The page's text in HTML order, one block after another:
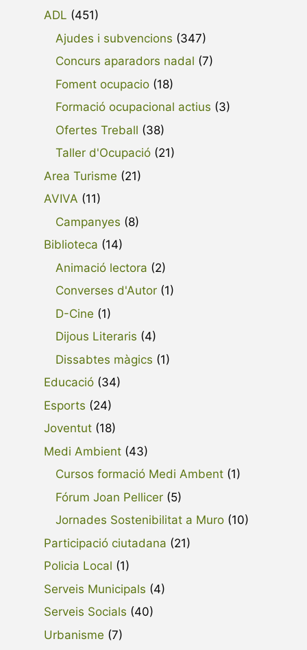
ADL (451)
Ajudes i subvencions (347)
Concurs aparadors nadal (7)
Foment ocupacio (18)
Formació ocupacional actius (3)
Ofertes Treball (38)
Taller d'Ocupació (21)
Area Turisme (21)
AVIVA (11)
Campanyes (8)
Biblioteca (14)
Animació lectora (2)
Converses d'Autor (1)
D-Cine (1)
Dijous Literaris (4)
Dissabtes màgics (1)
Educació (34)
Esports (24)
Joventut (18)
Medi Ambient (43)
Cursos formació Medi Ambent (1)
Fórum Joan Pellicer (5)
Jornades Sostenibilitat a Muro (10)
Participació ciutadana (21)
Policia Local (1)
Serveis Municipals (4)
Serveis Socials (40)
Urbanisme (7)